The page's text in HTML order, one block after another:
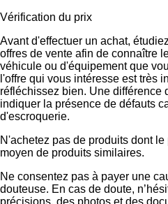
Vérification du prix
Avant d'effectuer un achat,
offres de vente afin de connaître
véhicule ou d'équipement que
l'offre qui vous intéresse est très
réfléchissez bien. Une différence
indiquer la présence de défauts
d'escroquerie.
N'achetez pas de produits dont
moyen de produits similaires.
Ne consentez pas à payer une
douteuse. En cas de doute,
précisions, des photos et des